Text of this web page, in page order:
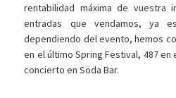
rentabilidad máxima de vuestra
entradas que vendamos, ya
dependiendo del evento, hemos
en el último Spring Festival, 487 en
concierto en Söda Bar.